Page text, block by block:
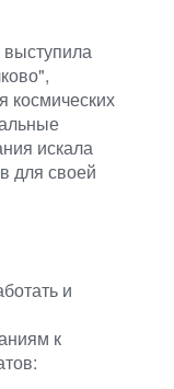
выступила
космических
искала
для своей
и
к